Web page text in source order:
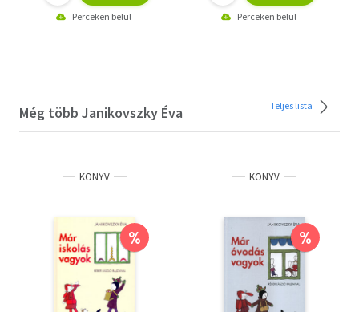
Perceken belül Perceken belül
Még több Janikovszky Éva Teljes lista
KÖNYV
%
KÖNYV
%